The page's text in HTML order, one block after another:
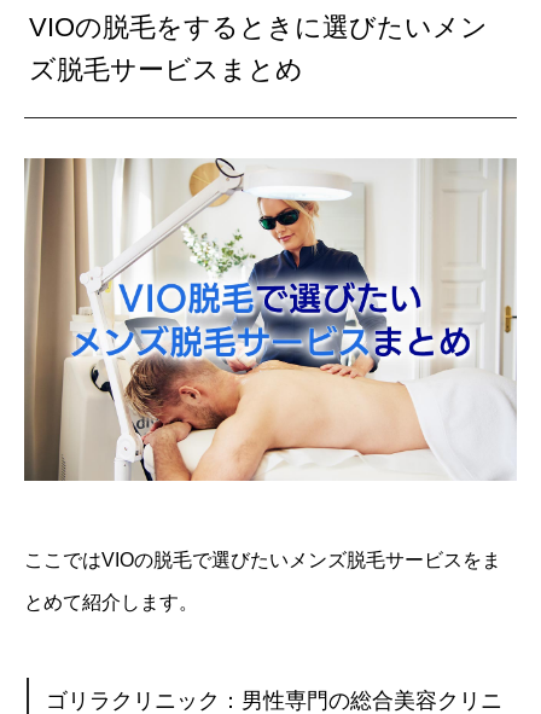
VIOの脱毛をするときに選びたいメン
ズ脱毛サービスまとめ
ここではVIOの脱毛で選びたいメンズ脱毛サービスをま
とめて紹介します。
ゴリラクリニック：男性専門の総合美容クリニ